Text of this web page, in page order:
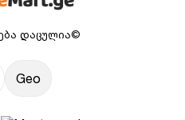
დაცულია©
Geo